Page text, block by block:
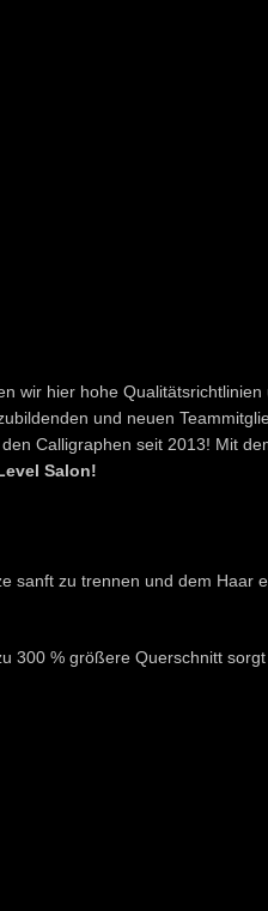
wir hier hohe
und neuen
Calligraphen seit 2013! Mit
Salon!
sanft zu trennen und dem Haar
300 % größere Querschnitt sorgt